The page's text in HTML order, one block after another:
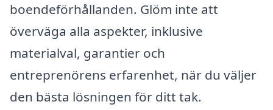
boendeförhållanden. Glöm inte att
överväga alla aspekter, inklusive
materialval, garantier och
entreprenörens erfarenhet, när du väljer
den bästa lösningen för ditt tak.